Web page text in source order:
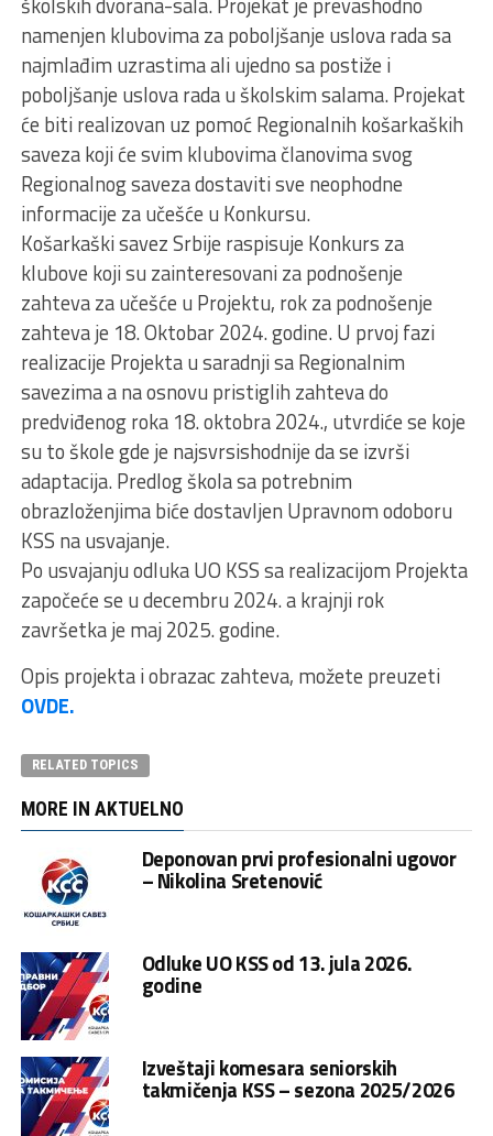
namenjen klubovima za poboljšanje uslova rada sa
najmlađim uzrastima ali ujedno sa postiže i
poboljšanje uslova rada u školskim salama. Projekat
će biti realizovan uz pomoć Regionalnih košarkaških
saveza koji će svim klubovima članovima svog
Regionalnog saveza dostaviti sve neophodne
informacije za učešće u Konkursu.
Košarkaški savez Srbije raspisuje Konkurs za
klubove koji su zainteresovani za podnošenje
zahteva za učešće u Projektu, rok za podnošenje
zahteva je 18. Oktobar 2024. godine. U prvoj fazi
realizacije Projekta u saradnji sa Regionalnim
savezima a na osnovu pristiglih zahteva do
predviđenog roka 18. oktobra 2024., utvrdiće se koje
su to škole gde je najsvrsishodnije da se izvrši
adaptacija. Predlog škola sa potrebnim
obrazloženjima biće dostavljen Upravnom odoboru
KSS na usvajanje.
Po usvajanju odluka UO KSS sa realizacijom Projekta
započeće se u decembru 2024. a krajnji rok
završetka je maj 2025. godine.
Opis projekta i obrazac zahteva, možete preuzeti
OVDE.
RELATED TOPICS
MORE IN AKTUELNO
Deponovan prvi profesionalni ugovor
– Nikolina Sretenović
Odluke UO KSS od 13. jula 2026.
godine
Izveštaji komesara seniorskih
takmičenja KSS – sezona 2025/2026